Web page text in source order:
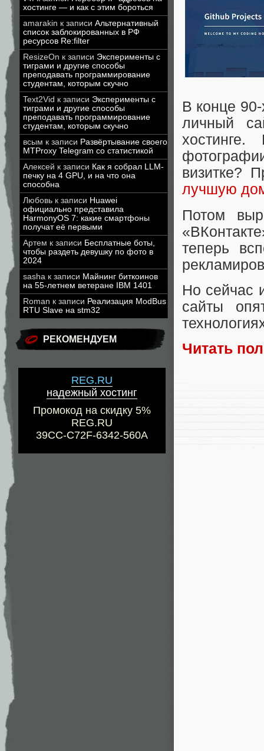
хостинге — и как с этим бороться
amarakin к записи Альтернативный
список заблокированных в РФ
ресурсов Re:filter
ResizeOn к записи Эксперименты с
тиграми и другие способы
преподавать программирование
студентам, которым скучно
Text2Vid к записи Эксперименты с
тиграми и другие способы
преподавать программирование
студентам, которым скучно
всым к записи Развёртывание своего
MTProxy Telegram со статистикой
Алексей к записи Как я собрал LLM-
печку на 4 GPU, и на что она
способна
Любовь к записи Huawei
официально представила
HarmonyOS 7: какие смартфоны
получат её первыми
Артем к записи Бесплатные боты,
чтобы раздеть девушку по фото в
2024
sasha к записи Майнинг биткоинов
на 55-летнем ветеране IBM 1401
Roman к записи Реализация ModBus
RTU Slave на stm32
РЕКОМЕНДУЕМ
REG.RU
надежный хостинг
Промокод на скидку 5%
REG.RU
39CC-C72F-6342-560A
В конце
личный
визитке?
лучшую
Потом
теперь
Но сейчас
сайты
Читать